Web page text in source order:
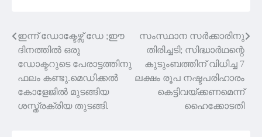
Post
navigation
ഇന്ന് ഡോക്ടേഴ്സ് ഡേ ;ഈ
ദിനത്തിൽ ഒരു
ഡോക്ടറുടെ പേരാട്ടത്തിനു
ഫലം കണ്ടു.മെഡിക്കൽ
കോളേജിൽ മുടങ്ങിയ
ശസ്ത്രക്രിയ തുടങ്ങി.
സംസ്ഥാന സർക്കാരിനു
തിരിച്ചടി; സിദ്ധാര്‍ഥന്റെ
കുടുംബത്തിന് വിധിച്ച 7
ലക്ഷം രൂപ നഷ്ടപരിഹാരം
കെട്ടിവയ്ക്കണമെന്ന്
ഹൈക്കോടതി